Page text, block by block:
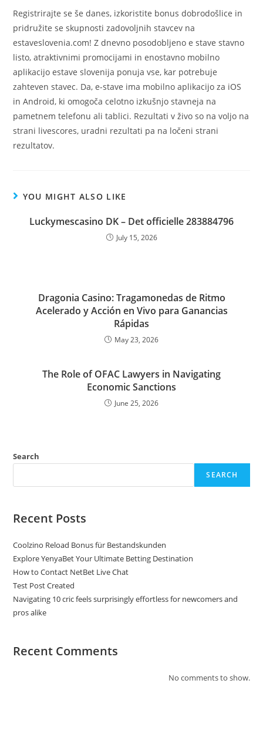
Registrirajte se še danes, izkoristite bonus dobrodošlice in
pridružite se skupnosti zadovoljnih stavcev na
estaveslovenia.com! Z dnevno posodobljeno e stave stavno
listo, atraktivnimi promocijami in enostavno mobilno
aplikacijo estave slovenija ponuja vse, kar potrebuje
zahteven stavec. Da, e-stave ima mobilno aplikacijo za iOS
in Android, ki omogoča celotno izkušnjo stavneja na
pametnem telefonu ali tablici. Rezultati v živo so na voljo na
strani livescores, uradni rezultati pa na ločeni strani
rezultatov.
YOU MIGHT ALSO LIKE
Luckymescasino DK – Det officielle 283884796
July 15, 2026
Dragonia Casino: Tragamonedas de Ritmo
Acelerado y Acción en Vivo para Ganancias
Rápidas
May 23, 2026
The Role of OFAC Lawyers in Navigating
Economic Sanctions
June 25, 2026
Search
SEARCH
Recent Posts
Coolzino Reload Bonus für Bestandskunden
Explore YenyaBet Your Ultimate Betting Destination
How to Contact NetBet Live Chat
Test Post Created
Navigating 10 cric feels surprisingly effortless for newcomers and
pros alike
Recent Comments
No comments to show.